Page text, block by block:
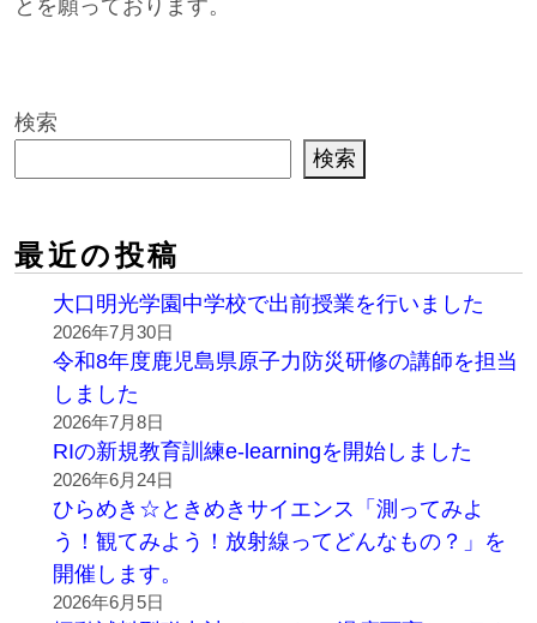
とを願っております。
検索
検索
最近の投稿
大口明光学園中学校で出前授業を行いました
2026年7月30日
令和8年度鹿児島県原子力防災研修の講師を担当
しました
2026年7月8日
RIの新規教育訓練e-learningを開始しました
2026年6月24日
ひらめき☆ときめきサイエンス「測ってみよ
う！観てみよう！放射線ってどんなもの？」を
開催します。
2026年6月5日